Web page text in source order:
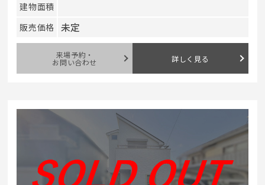
建物面積
販売価格
未定
来場予約・
お問い合わせ 詳しく見る